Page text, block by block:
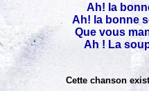
Ah! la
Ah! la bonne
Que vous
Ah ! La
Cette chanson